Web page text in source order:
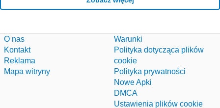
O nas
Kontakt
Reklama
Mapa witryny
Warunki
Polityka dotycząca plików
cookie
Polityka prywatności
Nowe Apki
DMCA
Ustawienia plików cookie